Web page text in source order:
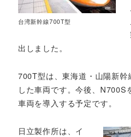
台湾新幹線700T型
出しました。
700T型は、東海道・山陽新幹
した車両です。今後、N700S
車両を導入する予定です。
日立製作所は、イ